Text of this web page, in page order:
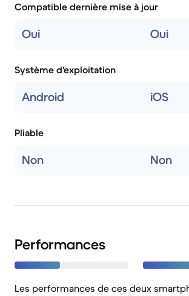
Compatible dernière mise à jour
Oui Oui
Système d'exploitation
Android iOS
Pliable
Non Non
Performances
Les performances de ces deux